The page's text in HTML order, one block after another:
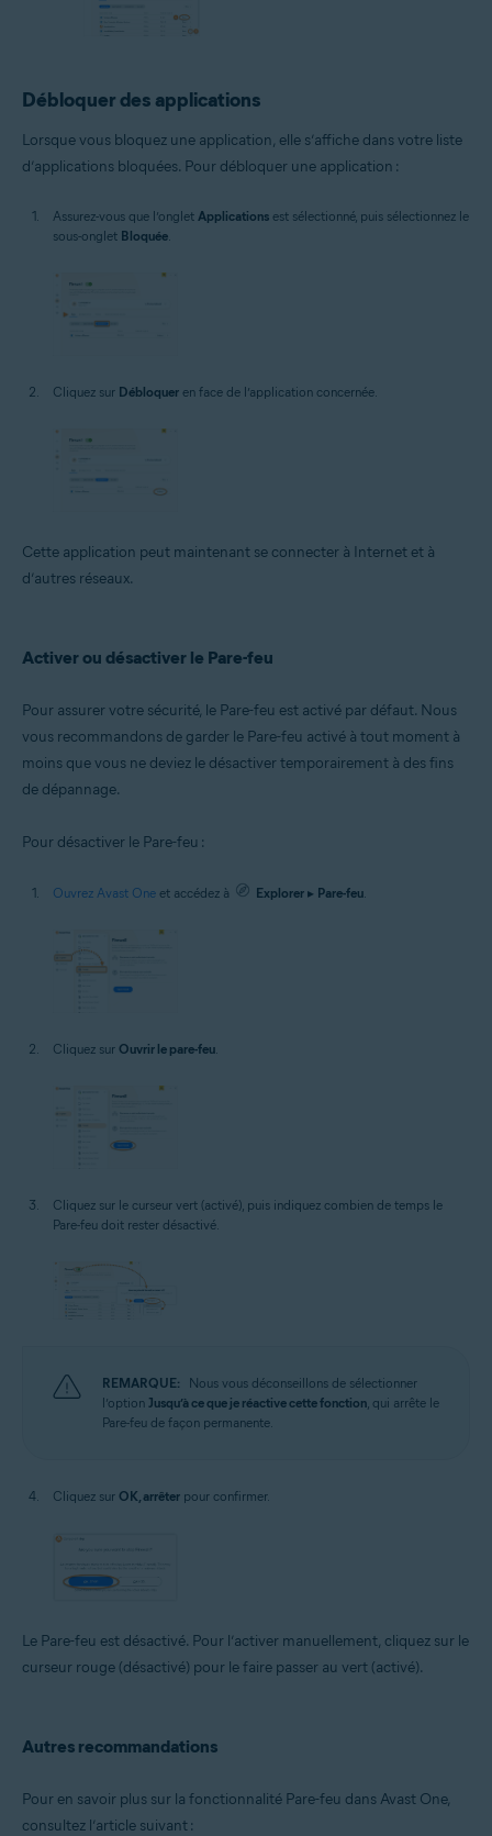
Débloquer des applications
Lorsque vous bloquez une application, elle s’affiche dans votre liste
d’applications bloquées. Pour débloquer une application :
Assurez-vous que l’onglet Applications est sélectionné, puis sélectionnez le
sous-onglet Bloquée.
Cliquez sur Débloquer en face de l’application concernée.
Cette application peut maintenant se connecter à Internet et à
d’autres réseaux.
Activer ou désactiver le Pare-feu
Pour assurer votre sécurité, le Pare-feu est activé par défaut. Nous
vous recommandons de garder le Pare-feu activé à tout moment à
moins que vous ne deviez le désactiver temporairement à des fins
de dépannage.
Pour désactiver le Pare-feu :
Ouvrez Avast One et accédez à Explorer ▸ Pare-feu
Cliquez sur Ouvrir le pare-feu
Cliquez sur le curseur vert (activé), puis indiquez combien de temps le
Pare-feu doit rester désactivé.
REMARQUE:
Nous vous déconseillons de sélectionner
l’option Jusqu’à ce que je réactive cette fonction, qui arrête le
Pare-feu de façon permanente.
Cliquez sur OK, arrêter pour confirmer.
Le Pare-feu est désactivé. Pour l’activer manuellement, cliquez sur le
curseur rouge (désactivé) pour le faire passer au vert (activé).
Autres recommandations
Pour en savoir plus sur la fonctionnalité Pare-feu dans Avast One,
consultez l’article suivant :